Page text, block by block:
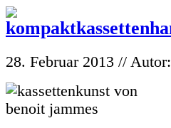
28. Februar 2013 // Autor: